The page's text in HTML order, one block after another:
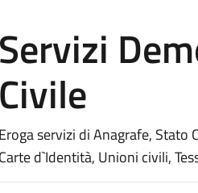
Servizi
Civile
Eroga servizi di Anagrafe,
Carte d`Identità, Unioni civili,